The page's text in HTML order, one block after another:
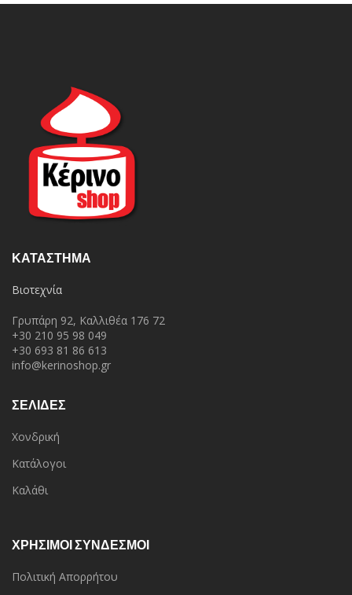
ΚΑΤΆΣΤΗΜΑ
Βιοτεχνία
Γρυπάρη 92, Καλλιθέα 176 72
+30 210 95 98 049
+30 693 81 86 613
info@kerinoshop.gr
ΣΕΛΙΔΕΣ
Χονδρική
Κατάλογοι
Καλάθι
ΧΡΗΣΙΜΟΙ ΣΥΝΔΕΣΜΟΙ
Πολιτική Απορρήτου